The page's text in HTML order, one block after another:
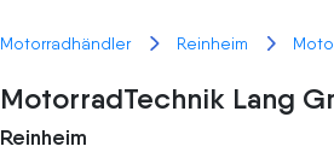
Motorradhändler Reinheim
MotorradTechnik Lang
Reinheim